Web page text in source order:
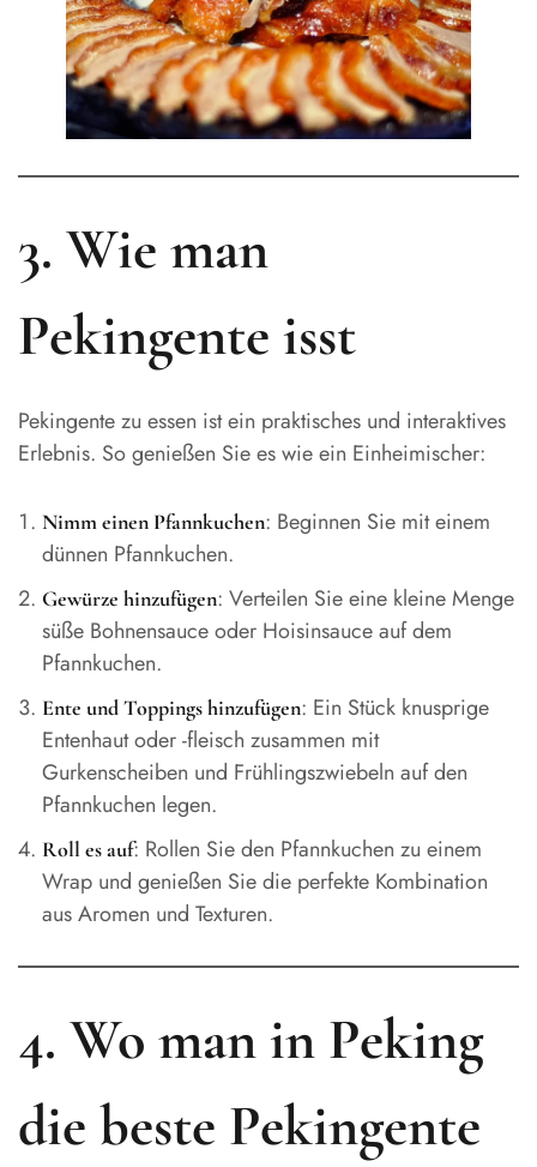
3. Wie man
Pekingente isst
Pekingente zu essen ist ein praktisches und interaktives
Erlebnis. So genießen Sie es wie ein Einheimischer:
Nimm einen Pfannkuchen: Beginnen Sie mit einem
dünnen Pfannkuchen.
Gewürze hinzufügen: Verteilen Sie eine kleine Menge
süße Bohnensauce oder Hoisinsauce auf dem
Pfannkuchen.
Ente und Toppings hinzufügen: Ein Stück knusprige
Entenhaut oder -fleisch zusammen mit
Gurkenscheiben und Frühlingszwiebeln auf den
Pfannkuchen legen.
Roll es auf: Rollen Sie den Pfannkuchen zu einem
Wrap und genießen Sie die perfekte Kombination
aus Aromen und Texturen.
4. Wo man in Peking
die beste Pekingente